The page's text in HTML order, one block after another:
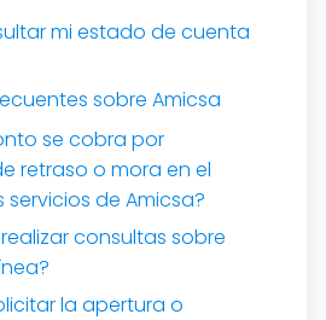
mi estado de cuenta
sobre Amicsa
se cobra por
retraso o mora en el
de Amicsa?
consultas sobre
la apertura o